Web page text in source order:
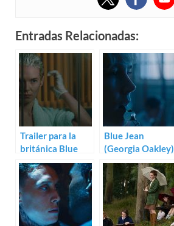
Entradas Relacionadas:
Trailer para la
británica Blue
Jean
Blue Jean
(Georgia Oakley)